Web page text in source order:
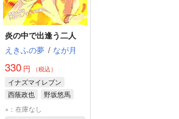
炎の中で出逢う二人
えきふの夢 / なが月
330 円 （税込）
イナズマイレブン
西蔭政也
野坂悠馬
×：在庫なし